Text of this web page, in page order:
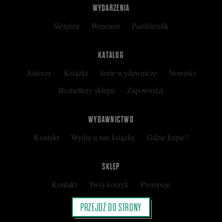
WYDARZENIA
Sierpień Wrzesień Październik
KATALOG
Autorzy Książki Serie wydawnicze
Nowości
Bestsellery sklepu
Zapowiedzi
WYDAWNICTWO
Kontakt Wydaj u nas książkę Gdzie kupić?
SKLEP
Kontakt Twój koszyk
Promocje
Kup kartę podarunkową
Nota prawna
Regulamin
Polityka prywatności
PRZEJDŹ DO STRONY